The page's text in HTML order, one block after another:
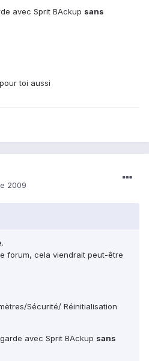
avec Sprit BAckup sans
toi aussi
2009
forum, cela viendrait peut-être
Sécurité/ Réinitialisation
avec Sprit BAckup sans